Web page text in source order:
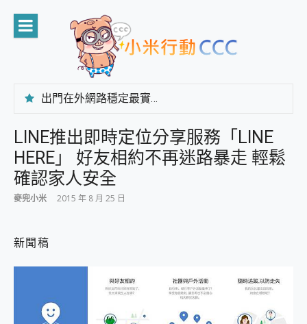
content
出門在外網路穩定最實在 「台灣大哥大」榮獲 4G/5G 在線率全球 NO.3 全台第一與全台六冠王實測心得，走到哪順到哪！
CP 值天花板~ Bongcom BS5 足球君開箱~ 短焦投影機 3千元就能擁有！ 折扣碼在這～
專為 PC上的 XBOX和掌機設計的 FireCuda X1070 SSD 固態硬碟開箱 評測
台灣製攝影機在這裡，100%全無線設計 SpotCam Solo Eco 太陽能防水雲端攝影機 SpotCam Solo 3 2.5K高畫質戶外攝影機 開箱 評測
LINE推出即時定位分享服務「LINE
HERE」 好友相約不再迷路暴走 輕鬆
確認家人安全
麥兜小米 2015 年 8 月 25 日
新聞稿